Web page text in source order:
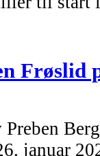
Frøslid
Preben Berg
januar